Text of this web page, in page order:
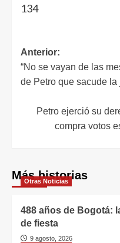
134
Anterior:
“No se vayan de las
de Petro que sacude la
Petro ejerció su
compra votos
Más historias
Otras Noticias
488 años de Bogotá:
de fiesta
9 agosto, 2026